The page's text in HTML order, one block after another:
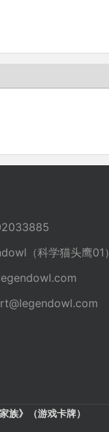
（科学猫头鹰01）
族》（游戏卡牌）